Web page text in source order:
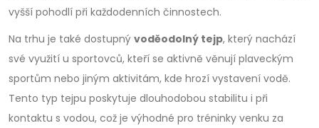
vyšší pohodlí při každodenních činnostech.
Na trhu je také dostupný voděodolný tejp, který nachází
své využití u sportovců, kteří se aktivně věnují plaveckým
sportům nebo jiným aktivitám, kde hrozí vystavení vodě.
Tento typ tejpu poskytuje dlouhodobou stabilitu i při
kontaktu s vodou, což je výhodné pro tréninky venku za